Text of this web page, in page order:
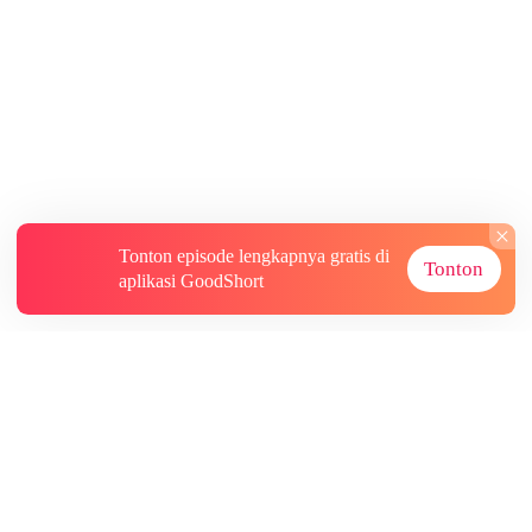
Tonton episode lengkapnya gratis di
aplikasi GoodShort
Tonton